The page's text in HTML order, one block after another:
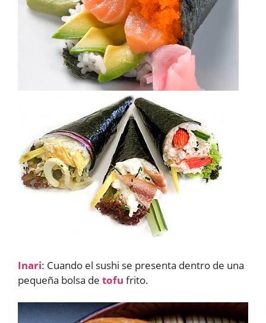
Inari: Cuando el sushi se presenta dentro de una
pequeña bolsa de tofu frito.